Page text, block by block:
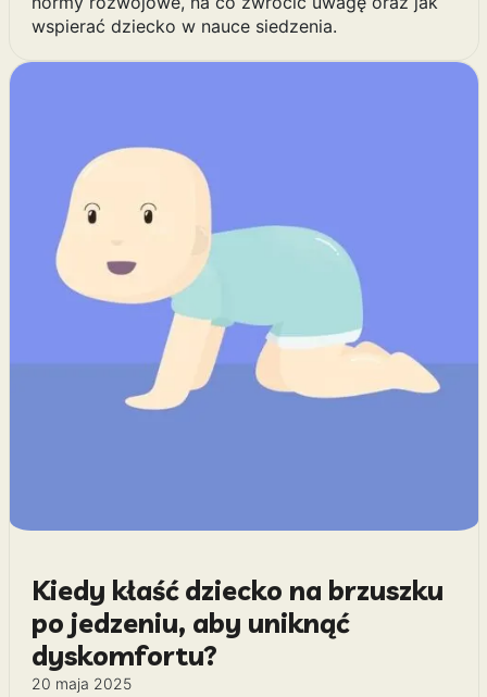
wspierać dziecko w nauce siedzenia.
Kiedy kłaść dziecko na brzuszku
po jedzeniu, aby uniknąć
dyskomfortu?
20 maja 2025